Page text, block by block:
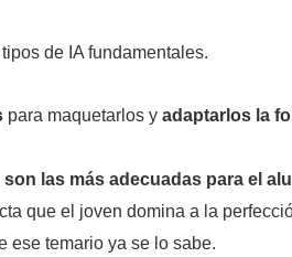
de IA fundamentales.
para maquetarlos y adaptarlos la
las más adecuadas para el
que el joven domina a la
ese temario ya se lo sabe.